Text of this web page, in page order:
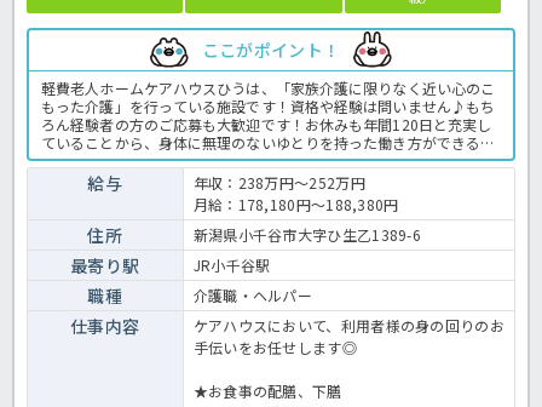
ここがポイント！
軽費老人ホームケアハウスひうは、「家族介護に限りなく近い心のこ
もった介護」を行っている施設です！資格や経験は問いません♪もち
ろん経験者の方のご応募も大歓迎です！お休みも年間120日と充実し
ていることから、身体に無理のないゆとりを持った働き方ができるの
も嬉しいポイント★財形貯蓄制度や退職金共済に加入しているなど福
利厚生が手厚いので、準社員スタートですが好条件な求人ですよ！こ
の求人が気になった方はお気軽にほっ介護までお問い合わせください
ね！ケアハウスでの介護業務全般です。 ＜介護職 準社員 ケアハウ
スの求人＞
給与
年収：238万円～252万円
月給：178,180円～188,380円
住所 新潟県小千谷市大字ひ生乙1389-6
最寄り駅 JR小千谷駅
職種 介護職・ヘルパー
仕事内容
ケアハウスにおいて、利用者様の身の回りのお
手伝いをお任せします◎
★お食事の配膳、下膳